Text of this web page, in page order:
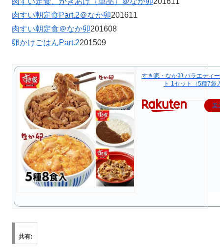
肉すい朝定食Part.2＠なか卯201611
肉すい朝定食＠なか卯201608
卵かけごはんPart.2201509
すき家・なか卯 バラエティ
ト 1セット（5種7袋
楽
共有: